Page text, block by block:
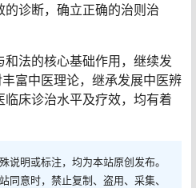
诊断，确立正确的治则治
法的核心基础作用，继续发
富中医理论，继承发展中医辨
床诊治水平及疗效，均有着
说明或标注，均为本站原创发布。
同意时，禁止复制、盗用、采集、